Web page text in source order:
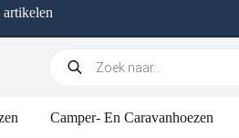
artikelen
Camper- En Caravanhoezen